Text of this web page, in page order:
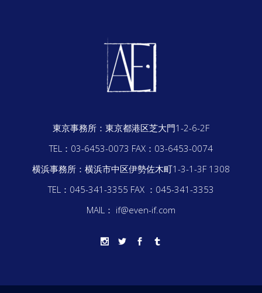
東京事務所： 東京都港区芝大門1-2-6-2F
TEL：03-6453-0073 FAX：03-6453-0074
横浜事務所： 横浜市中区伊勢佐木町1-3-1-3F 1308
TEL：045-341-3355 FAX ：045-341-3353
MAIL： if@even-if.com